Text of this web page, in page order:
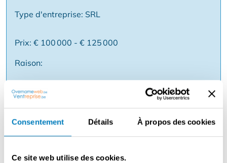
Consentement Détails À propos des cookies
Ce site web utilise des cookies.
Type d'entreprise: SRL
Prix: € 100 000 - € 125 000
Raison:
Vous souhaitez travailler dans un secteur stable avec
construisez votre propre succès ✅ Marque belge bien